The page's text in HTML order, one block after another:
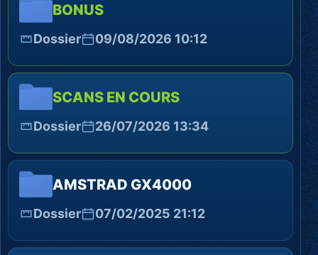
BONUS
Dossier 09/08/2026 10:12
SCANS EN COURS
Dossier 26/07/2026 13:34
AMSTRAD GX4000
Dossier 07/02/2025 21:12